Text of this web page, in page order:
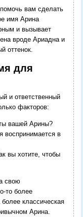
вам сделать
имя Арина
и вызывает
вроде Ариадна и
оттенок.
для
и ответственный
факторов:
вашей Арины?
воспринимается в
вы хотите, чтобы
свою
то более
классическая
Арина.